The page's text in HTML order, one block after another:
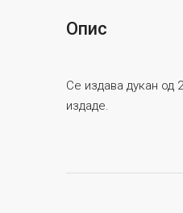
Опис
Се издава дукан од
издаде.